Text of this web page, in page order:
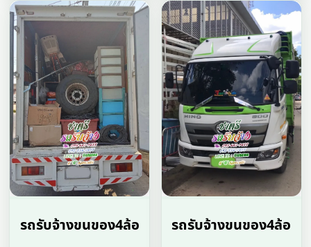
รถรับจ้างขนของ4ล้อ
รถรับจ้างขนของ4ล้อ